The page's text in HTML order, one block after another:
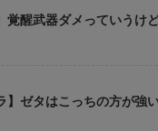
覚醒武器ダメっていうけ
】ゼタはこっちの方が強